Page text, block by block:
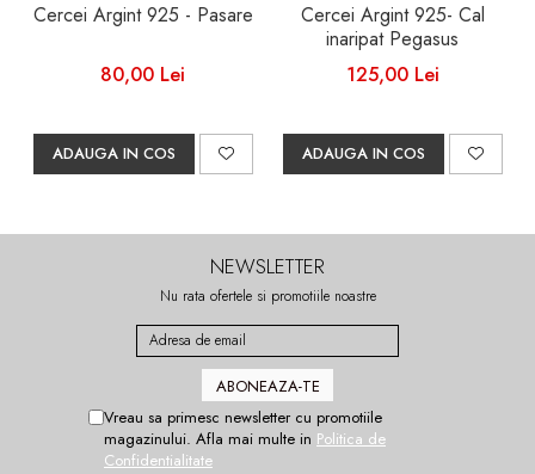
Cercei Argint 925 - Pasare
80,00 Lei
ADAUGA IN COS
Cercei Argint 925- Cal
inaripat Pegasus
125,00 Lei
ADAUGA IN COS
NEWSLETTER
Nu rata ofertele si promotiile noastre
Vreau sa primesc newsletter cu promotiile
magazinului. Afla mai multe in Politica de
Confidentialitate